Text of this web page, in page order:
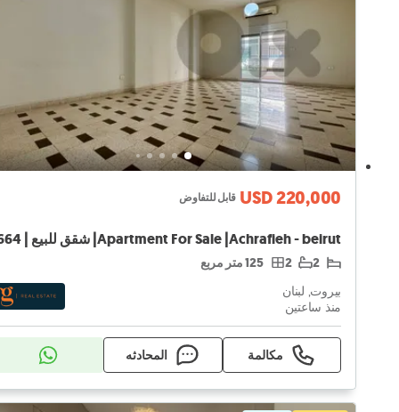
USD 220,000 قابل للتفاوض
2
2 125 متر مربع
بيروت, لبنان
منذ ساعتين
مكالمة المحادثه